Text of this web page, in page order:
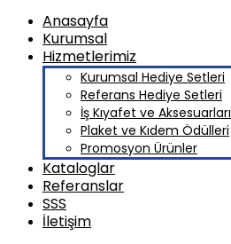
Anasayfa
Kurumsal
Hizmetlerimiz
Kurumsal Hediye Setleri
Referans Hediye Setleri
İş Kıyafet ve Aksesuarları
Plaket ve Kıdem Ödülleri
Promosyon Ürünler
Kataloglar
Referanslar
SSS
İletişim